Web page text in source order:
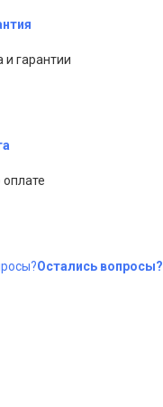
и гарантии
Остались вопросы?